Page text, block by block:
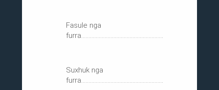
Fasule nga
furra........................................................
Suxhuk nga
furra........................................................